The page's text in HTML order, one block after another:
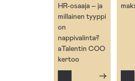
HR-osaaja – ja
millainen tyyppi
on
nappivalinta?
aTalentin COO
kertoo
→